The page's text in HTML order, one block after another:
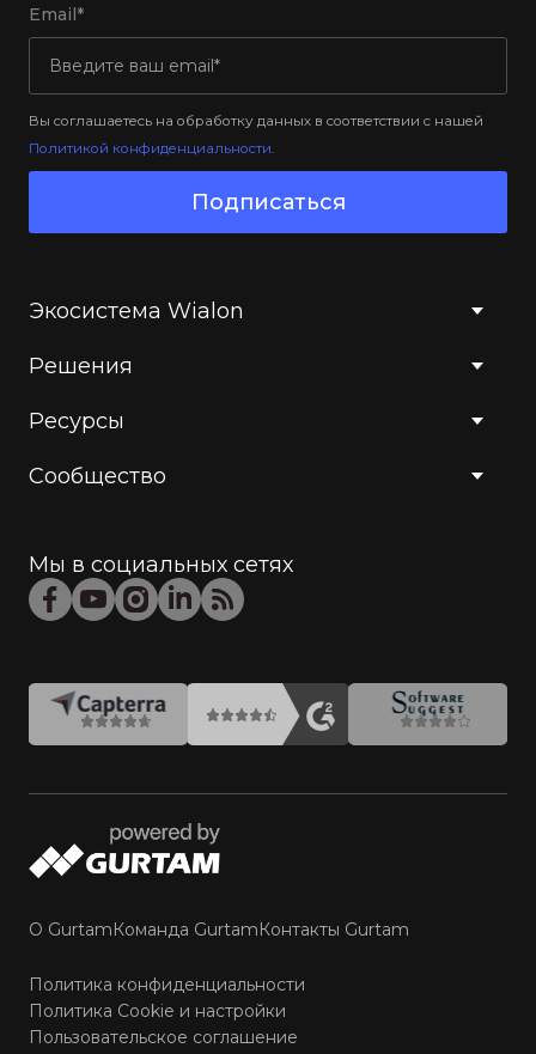
Email*
Вы соглашаетесь на обработку данных в соответствии с нашей
Политикой конфиденциальности.
Подписаться
Экосистема Wialon
Решения
Ресурсы
Сообщество
Мы в социальных сетях
О GurtamКоманда GurtamКонтакты Gurtam
Политика конфиденциальности
Политика Cookie и настройки
Пользовательское соглашение